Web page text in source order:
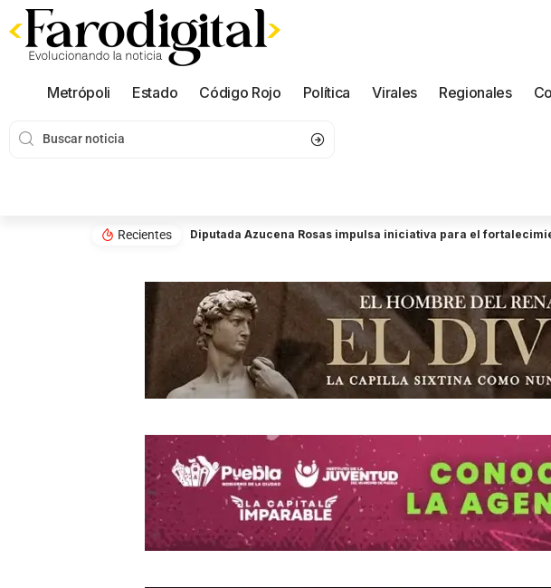
Metrópoli Estado Código Rojo Política Virales Regionales
Recientes Diputada Azucena Rosas impulsa iniciativa para el